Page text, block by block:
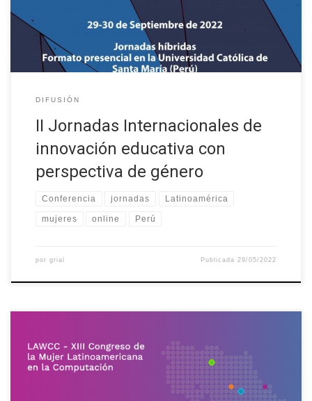
Internacionales de Campus Virtuales (JICV’22) y son
organizadas por el Grupo de Investigación GRIAL […]
DIFUSIÓN
II Jornadas Internacionales de
innovación educativa con
perspectiva de género
Conferencia jornadas Latinoamérica
mujeres online Perú
por grial Publicada29/05/2022
El XIII LAWCC (Congreso de la Mujer Latinoamericana en la
Computación) se realizará como parte de la XLVII CLEI
(Conferencia Latinoamericana de Informática). Su principal